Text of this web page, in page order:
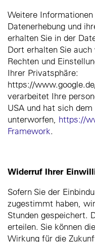
Weitere
Datenerhebung und
erhalten Sie in der
Dort erhalten Sie
Rechten und
Ihrer Privatsphäre:
https://
verarbeitet Ihre
USA und hat sich dem
unterworfen, https://
Framework.
Widerruf Ihrer
Sofern Sie der
zugestimmt haben,
Stunden gespeichert.
erteilen. Sie können
Wirkung für die